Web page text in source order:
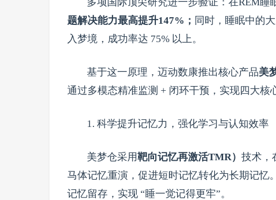
题解决能力最高提升147% ； 同时，睡眠中的
入梦境，成功率达 75% 以上。
基于这一原理，迈动数康推出核心产品美
通过多模态精准监测 + 闭环干预，实现四大核
1. 科学提升记忆力，强化学习与认知效率
美梦仓采用靶向记忆再激活TMR） 技术，
马体记忆重演，促进短时记忆转化为长期记
记忆留存，实现 “睡一觉记得更牢”。